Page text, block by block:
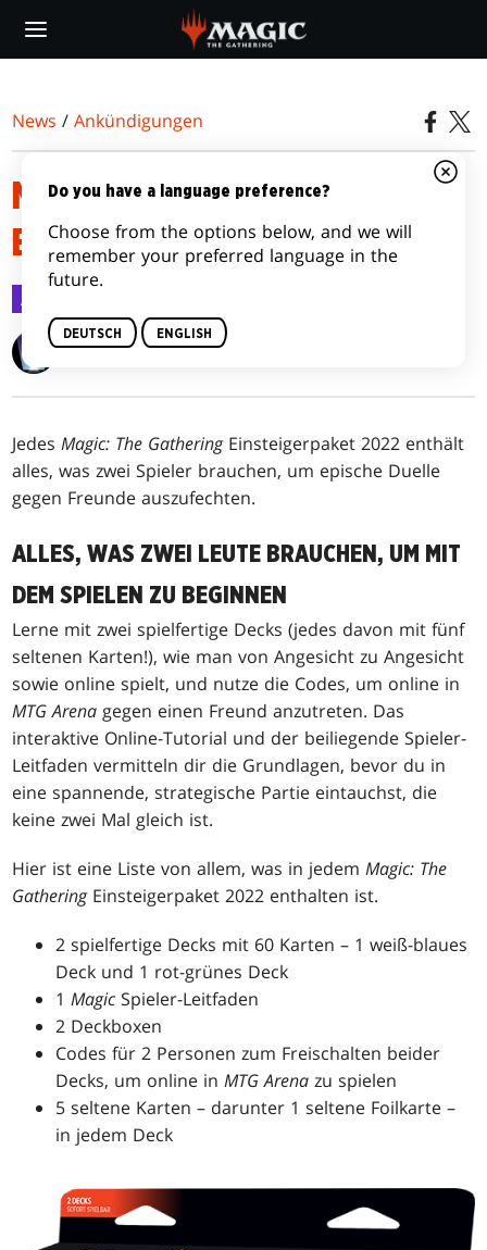
main
News /Ankündigungen
MAGIC: THE GATHERING
EINSTEIGERPAKET 2022
Ankündigungen
Wizards of the Coast
JedesMagic: The GatheringEinsteigerpaket 2022 enthält
alles, was zwei Spieler brauchen, um epische Duelle
gegen Freunde auszufechten.
ALLES, WAS ZWEI LEUTE BRAUCHEN, UM MIT
DEM SPIELEN ZU BEGINNEN
Lerne mit zwei spielfertige Decks (jedes davon mit fünf
seltenen Karten!), wie man von Angesicht zu Angesicht
sowie online spielt, und nutze die Codes, um online in
MTG Arena gegen einen Freund anzutreten. Das
interaktive Online-Tutorial und der beiliegende Spieler-
Leitfaden vermitteln dir die Grundlagen, bevor du in
eine spannende, strategische Partie eintauchst, die
keine zwei Mal gleich ist.
Hier ist eine Liste von allem, was in jedemMagic: The
GatheringEinsteigerpaket 2022 enthalten ist.
2 spielfertige Decks mit 60 Karten – 1 weiß-blaues
Deck und 1 rot-grünes Deck
1Magic Spieler-Leitfaden
2 Deckboxen
Codes für 2 Personen zum Freischalten beider
Decks, um online inMTG Arena zu spielen
5 seltene Karten – darunter 1 seltene Foilkarte –
in jedem Deck
Do you have a language preference?
Choose from the options below, and we will
remember your preferred language in the
future.
DEUTSCH ENGLISH